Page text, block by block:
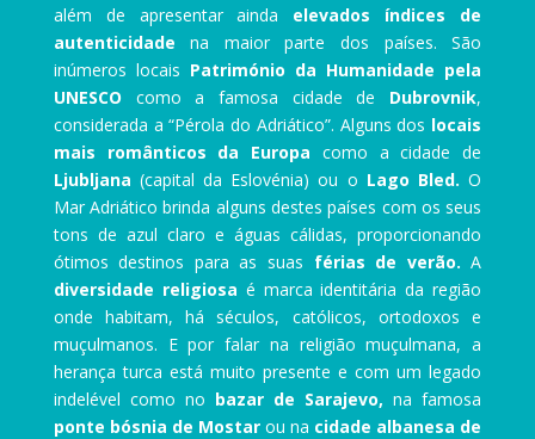
além de apresentar ainda elevados índices de
autenticidade na maior parte dos países. São
inúmeros locais Património da Humanidade pela
UNESCO como a famosa cidade de Dubrovnik,
considerada a “Pérola do Adriático”. Alguns dos locais
mais românticos da Europa como a cidade de
Ljubljana (capital da Eslovénia) ou o Lago Bled.O
Mar Adriático brinda alguns destes países com os seus
tons de azul claro e águas cálidas, proporcionando
ótimos destinos para as suas férias de verão.A
diversidade religiosa é marca identitária da região
onde habitam, há séculos, católicos, ortodoxos e
muçulmanos. E por falar na religião muçulmana, a
herança turca está muito presente e com um legado
indelével como no bazar de Sarajevo,na famosa
ponte bósnia de Mostar ou na cidade albanesa de